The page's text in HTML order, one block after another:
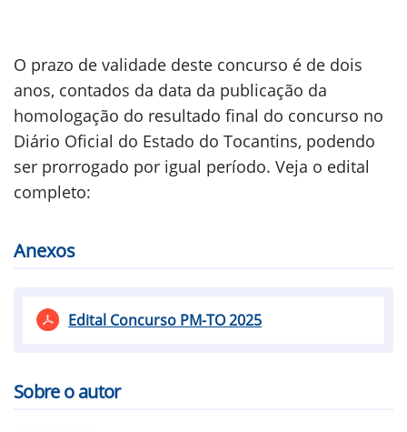
O prazo de validade deste concurso é de dois
anos, contados da data da publicação da
homologação do resultado final do concurso no
Diário Oficial do Estado do Tocantins, podendo
ser prorrogado por igual período. Veja o edital
completo:
Anexos
Edital Concurso PM-TO 2025
Sobre o autor